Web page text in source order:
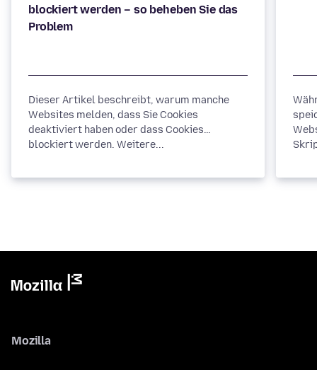
blockiert werden – so beheben Sie das
Problem
Dieser Artikel beschreibt, warum manche
Websites melden, dass Sie Cookies
deaktiviert haben oder dass Cookies
blockiert werden. Weitere...
Mozilla